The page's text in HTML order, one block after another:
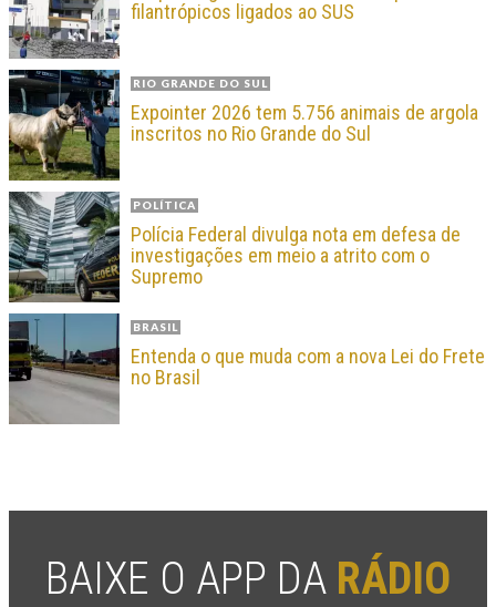
filantrópicos ligados ao SUS
RIO GRANDE DO SUL
Expointer 2026 tem 5.756 animais de argola
inscritos no Rio Grande do Sul
POLÍTICA
Polícia Federal divulga nota em defesa de
investigações em meio a atrito com o
Supremo
BRASIL
Entenda o que muda com a nova Lei do Frete
no Brasil
BAIXE O APP DA RÁDIO